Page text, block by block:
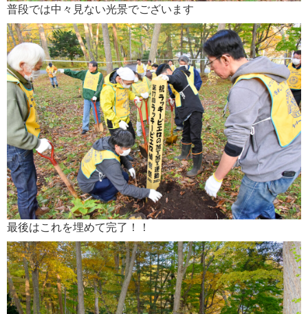
普段では中々見ない光景でございます
最後はこれを埋めて完了！！